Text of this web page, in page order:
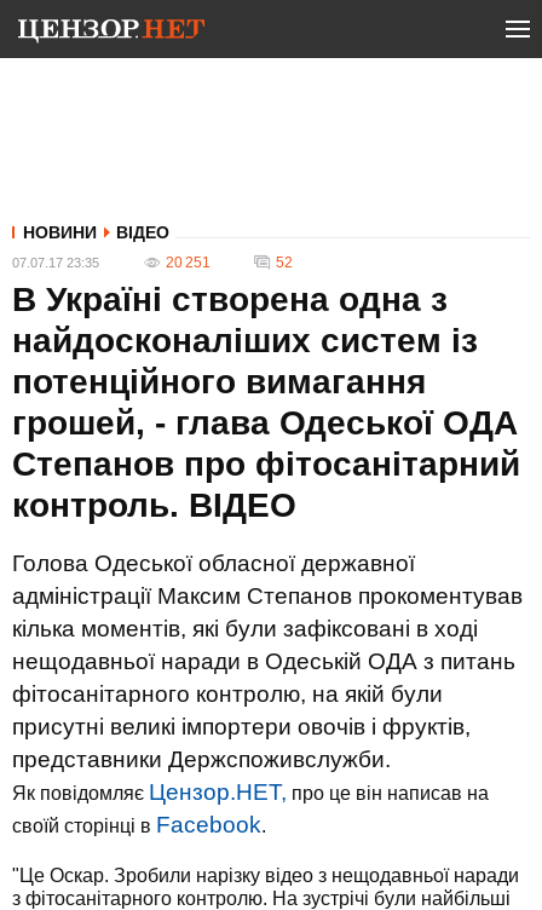
НОВИНИ ВІДЕО
07.07.17 23:35 20 251 52
В Україні створена одна з
найдосконаліших систем із
потенційного вимагання
грошей, - глава Одеської ОДА
Степанов про фітосанітарний
контроль. ВIДЕО
Голова Одеської обласної державної
адміністрації Максим Степанов прокоментував
кілька моментів, які були зафіксовані в ході
нещодавньої наради в Одеській ОДА з питань
фітосанітарного контролю, на якій були
присутні великі імпортери овочів і фруктів,
представники Держспоживслужби.
Як повідомляє Цензор.НЕТ, про це він написав на
своїй сторінці в Facebook.
"Це Оскар. Зробили нарізку відео з нещодавньої наради
з фітосанітарного контролю. На зустрічі були найбільші